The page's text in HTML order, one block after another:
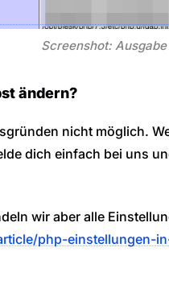
Screenshot:
ändern?
nicht möglich.
dich einfach bei uns
wir aber alle
php-einstellungen-